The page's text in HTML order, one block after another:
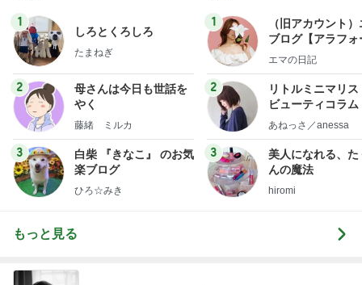
1
しろとくろしろ
たまねぎ
2
母さんは今日も世話を
やく
藤緒 ミルカ
3
白柴 『きなこ』 のお気
楽ブログ
ひろ☆みき
1
（旧アカウント
ブログ【アラフォ
社売却セカンドラ
エマの日記
2
リトルミニマリス
ビューティコラ
little
あねっさ／anessa
3
美人になれる、た
んの魔法
hiromi
もっと見る